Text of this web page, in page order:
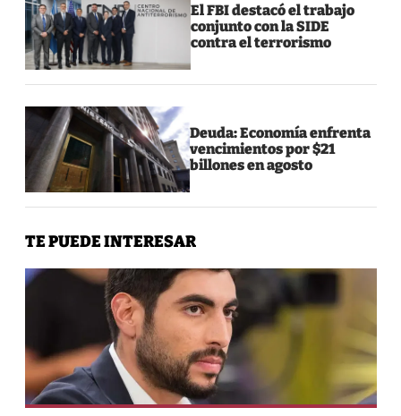
El FBI destacó el trabajo
conjunto con la SIDE
contra el terrorismo
Deuda: Economía enfrenta
vencimientos por $21
billones en agosto
TE PUEDE INTERESAR